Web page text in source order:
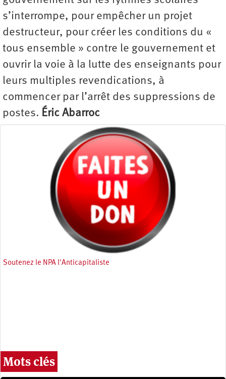
s’interrompe, pour empêcher un projet
destructeur, pour créer les conditions du «
tous ensemble » contre le gouvernement et
ouvrir la voie à la lutte des enseignants pour
leurs multiples revendications, à
commencer par l’arrêt des suppressions de
postes. Éric Abarroc
Soutenez le NPA l'Anticapitaliste
Mots clés